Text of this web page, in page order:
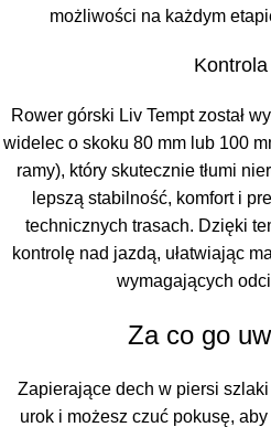
możliwości na każdym
Rower górski Liv Tempt został
widelec o skoku 80 mm lub 100
ramy), który skutecznie tłumi
lepszą stabilność, komfort i
technicznych trasach. Dzięki
kontrolę nad jazdą, ułatwiając
wymagających
Za co go
Zapierające dech w piersi
urok i możesz czuć pokusę,